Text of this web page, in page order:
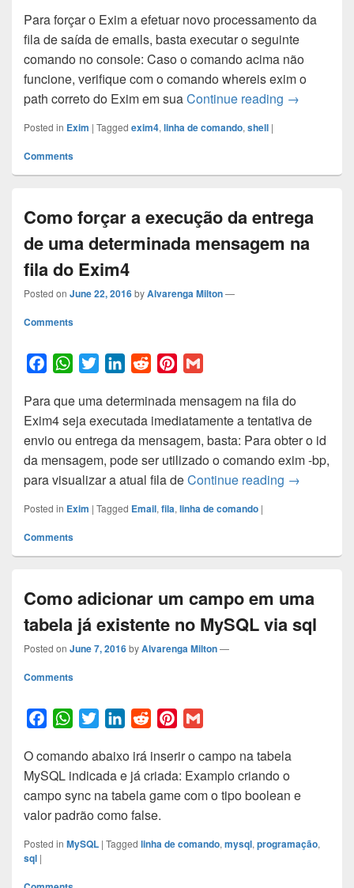
c
e
b
o
o
k
a
t
s
A
p
p
i
t
t
e
r
n
k
e
d
I
n
d
d
i
t
n
t
e
r
e
a
i
l
Para forçar o Exim a efetuar novo processamento da
fila de saída de emails, basta executar o seguinte
comando no console: Caso o comando acima não
funcione, verifique com o comando whereis exim o
path correto do Exim em suaContinue reading Exim –
→
Posted in Exim | Tagged exim4, linha de comando, shell |
Comments
Como forçar a execução da entrega
de uma determinada mensagem na
fila do Exim4
Posted on June 22, 2016byAlvarenga Milton—
Comments
c
e
b
o
o
k
W
a
t
s
A
p
p
i
t
t
e
r
n
k
e
d
I
n
R
d
d
i
t
n
t
e
r
e
s
a
i
Para que uma determinada mensagem na fila do
Exim4 seja executada imediatamente a tentativa de
envio ou entrega da mensagem, basta: Para obter o id
da mensagem, pode ser utilizado o comando exim -bp,
para visualizar a atual fila deContinue reading Como
→
Posted in Exim | Tagged Email, fila, linha de comando |
Comments
Como adicionar um campo em uma
tabela já existente no MySQL via sql
Posted on June 7, 2016byAlvarenga Milton—
Comments
c
e
b
o
o
W
a
t
s
A
p
i
t
t
e
r
n
k
e
d
R
d
d
i
t
n
t
e
a
i
l
O comando abaixo irá inserir o campo na tabela
MySQL indicada e já criada: Examplo criando o
campo sync na tabela game com o tipo boolean e
valor padrão como false.
Posted in MySQL | Tagged linha de comando, mysql, programação,
sql |